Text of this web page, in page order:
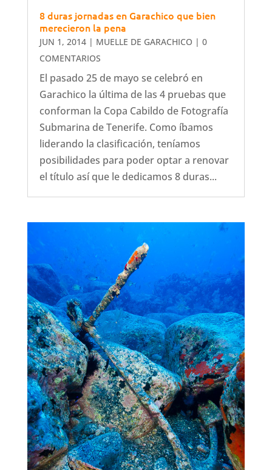
8 duras jornadas en Garachico que bien
merecieron la pena
JUN 1, 2014| MUELLE DE GARACHICO | 0
COMENTARIOS
El pasado 25 de mayo se celebró en
Garachico la última de las 4 pruebas que
conforman la Copa Cabildo de Fotografía
Submarina de Tenerife. Como íbamos
liderando la clasificación, teníamos
posibilidades para poder optar a renovar
el título así que le dedicamos 8 duras...